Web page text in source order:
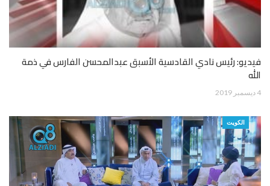
فيديو: رئيس نادي القادسية الأسبق عبدالمحسن الفارس في ذمة
الله
4 ديسمبر 2019
الكويت